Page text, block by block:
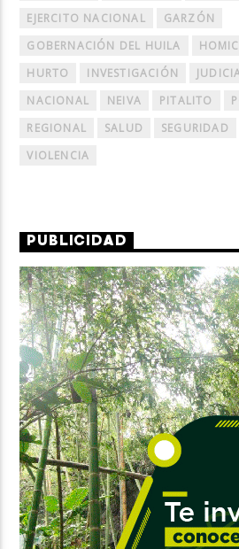
EJERCITO NACIONAL
GARZÓN
GOBERNACIÓN DEL HUILA
HURTO
INVESTIGACIÓN
NACIONAL
NEIVA PITALITO
REGIONAL
SALUD SEGURIDAD
VIOLENCIA
PUBLICIDAD